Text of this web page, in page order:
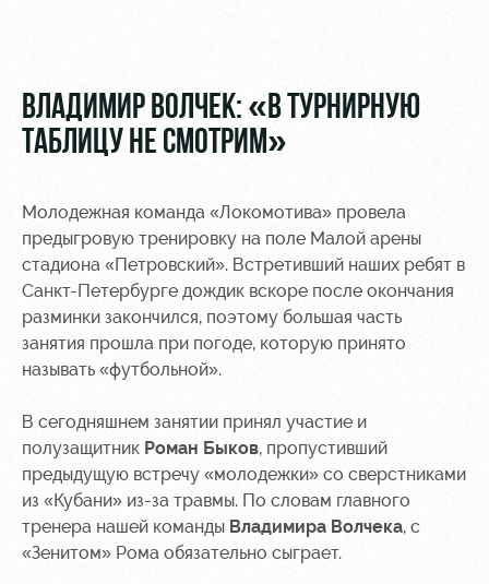
МГН
РЖД
Арена
Организация
мероприятий
Аренда
Аренда
площадей
Ледовый
дворец
Локо
Старт
Локо-Лето
Академия
поступить
Руководство
Контакты
Академии
Информация
для
болельщиков
Банковская
карта
Заставки
Парковка
Карта
болельщика
ВЛАДИМИР ВОЛЧЕК: «В ТУРНИРНУЮ
ТАБЛИЦУ НЕ СМОТРИМ»
Молодежная команда «Локомотива» провела
предыгровую тренировку на поле Малой арены
стадиона «Петровский». Встретивший наших ребят в
Санкт-Петербурге дождик вскоре после окончания
разминки закончился, поэтому большая часть
занятия прошла при погоде, которую принято
называть «футбольной».
В сегодняшнем занятии принял участие и
полузащитник Роман Быков, пропустивший
предыдущую встречу «молодежки» со сверстниками
из «Кубани» из-за травмы. По словам главного
тренера нашей команды Владимира Волчека, с
«Зенитом» Рома обязательно сыграет.